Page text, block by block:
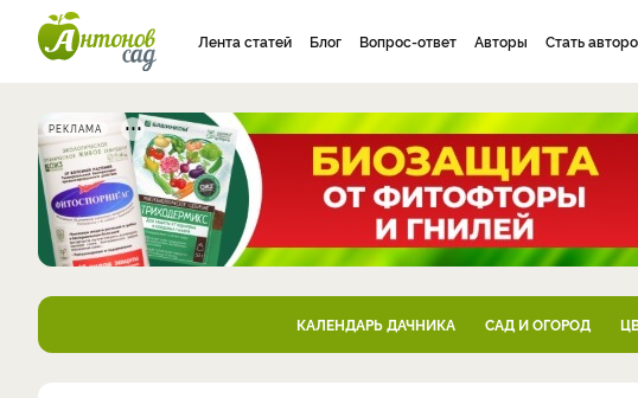
Лента статей Блог Вопрос-ответ Авторы Стать
РЕКЛАМА
КАЛЕНДАРЬ ДАЧНИКА САД И ОГОРОД